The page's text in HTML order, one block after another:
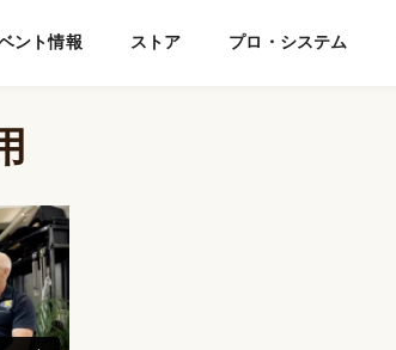
ント情報 ストア プロ・システム